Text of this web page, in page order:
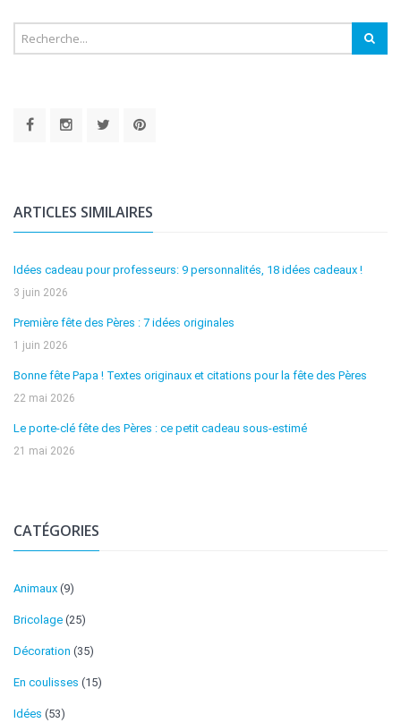
ARTICLES SIMILAIRES
Idées cadeau pour professeurs: 9 personnalités, 18 idées cadeaux !
3 juin 2026
Première fête des Pères : 7 idées originales
1 juin 2026
Bonne fête Papa ! Textes originaux et citations pour la fête des Pères
22 mai 2026
Le porte-clé fête des Pères : ce petit cadeau sous-estimé
21 mai 2026
CATÉGORIES
Animaux (9)
Bricolage (25)
Décoration (35)
En coulisses (15)
Idées (53)